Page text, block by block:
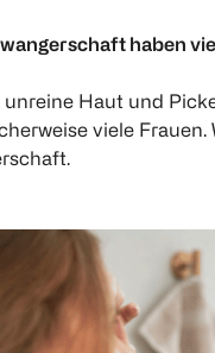
haben
unreine Haut und
viele